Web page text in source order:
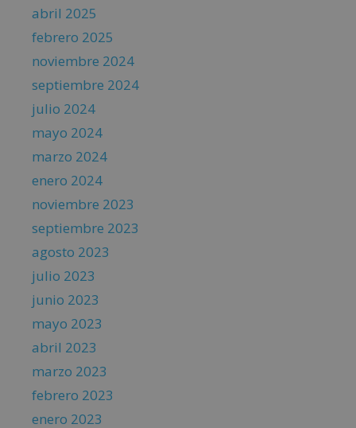
abril 2025
febrero 2025
noviembre 2024
septiembre 2024
julio 2024
mayo 2024
marzo 2024
enero 2024
noviembre 2023
septiembre 2023
agosto 2023
julio 2023
junio 2023
mayo 2023
abril 2023
marzo 2023
febrero 2023
enero 2023